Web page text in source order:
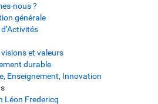
nous ?
générale
et valeurs
durable
Enseignement, Innovation
Léon Fredericq